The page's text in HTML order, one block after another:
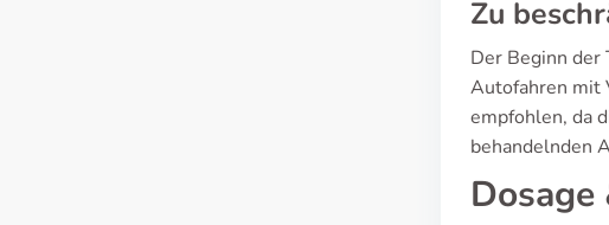
Zu
Der Beginn
Autofahren mit
empfohlen, da
behandelnden